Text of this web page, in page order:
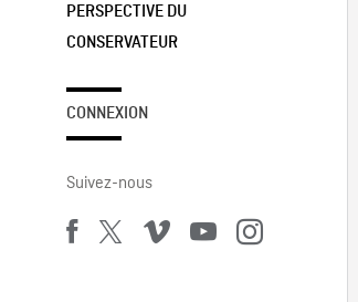
PERSPECTIVE DU
CONSERVATEUR
CONNEXION
Suivez-nous